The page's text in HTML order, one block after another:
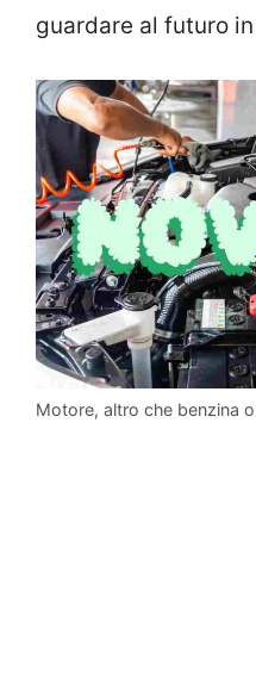
guardare al futuro
Motore, altro che benzina